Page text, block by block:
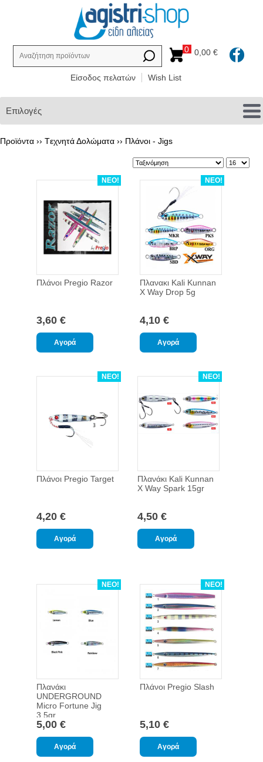
Είσοδος πελατών Wish List
0 0,00 €
Επιλογές
Προϊόντα ›› Tεχνητά Δολώματα ›› Πλάνοι - Jigs
ΝΕΟ!
3,60 €
Πλάνοι Pregio Razor
ΝΕΟ!
4,10 €
Πλανακι Kali Kunnan
X Way Drop 5g
ΝΕΟ!
4,20 €
Πλάνοι Pregio Target
ΝΕΟ!
4,50 €
Πλανάκι Kali Kunnan
X Way Spark 15gr
ΝΕΟ!
5,00 €
Πλανάκι
UNDERGROUND
Micro Fortune Jig
3.5gr
ΝΕΟ!
5,10 €
Πλάνοι Pregio Slash